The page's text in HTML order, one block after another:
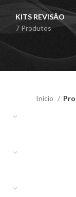
KITS REVISÃO
7 Produtos
Início